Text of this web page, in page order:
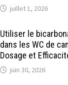
juillet 1, 2026
Utiliser le
dans les WC de
Dosage et
juin 30, 2026